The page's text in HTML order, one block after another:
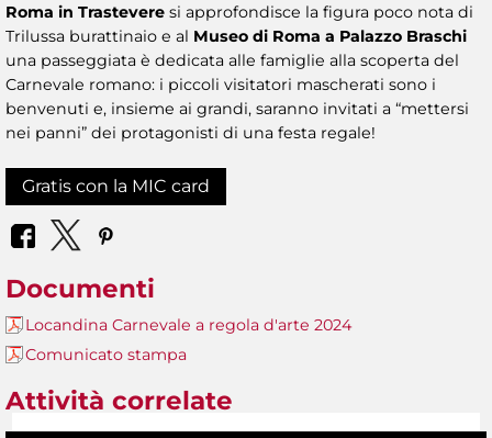
Roma in Trastevere si approfondisce la figura poco nota di
Trilussa burattinaio e al Museo di Roma a Palazzo Braschi
una passeggiata è dedicata alle famiglie alla scoperta del
Carnevale romano: i piccoli visitatori mascherati sono i
benvenuti e, insieme ai grandi, saranno invitati a “mettersi
nei panni” dei protagonisti di una festa regale!
Gratis con la MIC card
Documenti
Locandina Carnevale a regola d'arte 2024
Comunicato stampa
Attività correlate